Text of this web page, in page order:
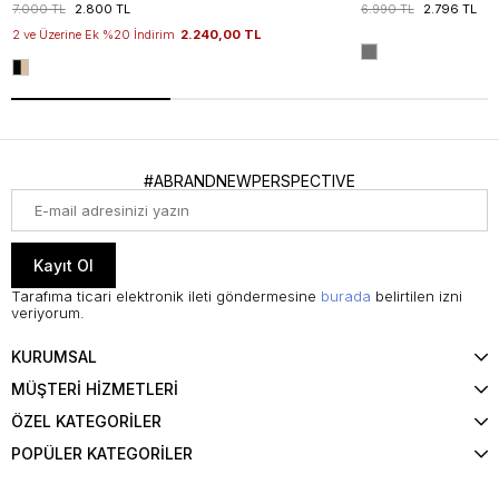
2.800 TL
7.000 TL
2 ve Üzerine Ek %20 İndirim 2.240,00 TL
2.796 TL
6.990 TL
#ABRANDNEWPERSPECTIVE
Kayıt Ol
Tarafıma ticari elektronik ileti göndermesine burada belirtilen izni
veriyorum.
KURUMSAL
MÜŞTERİ HİZMETLERİ
ÖZEL KATEGORİLER
POPÜLER KATEGORİLER